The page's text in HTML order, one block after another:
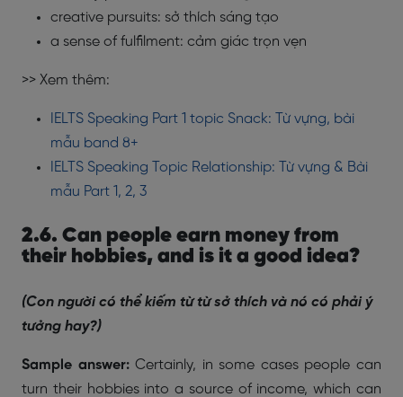
creative pursuits: sở thích sáng tạo
a sense of fulfilment: cảm giác trọn vẹn
>> Xem thêm:
IELTS Speaking Part 1 topic Snack: Từ vựng, bài
mẫu band 8+
IELTS Speaking Topic Relationship: Từ vựng & Bài
mẫu Part 1, 2, 3
2.6. Can people earn money from
their hobbies, and is it a good idea?
(Con người có thể kiếm từ từ sở thích và nó có phải ý
tưởng hay?)
Sample answer:Certainly, in some cases people can
turn their hobbies into a source of income, which can